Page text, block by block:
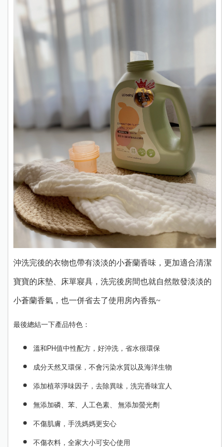
沖洗完後的衣物也帶有淡淡的小蒼蘭香味，更加適合清潔
寶寶的床墊、床單寢具，洗完後房間也就自然散發淡淡的
小蒼蘭香氣，也一併省去了使用房內香氛~
最後總結一下產品特色：
溫和PH值中性配方，好沖洗，省水很環保
成分天然又環保，不會污染水質以及海洋生物
添加植萃淨味因子，去除異味，洗完香味宜人
無添加磷、苯、人工色素、 無添加螢光劑
不傷肌膚，手洗媽媽更安心
不傷衣料，全家大小可安心使用